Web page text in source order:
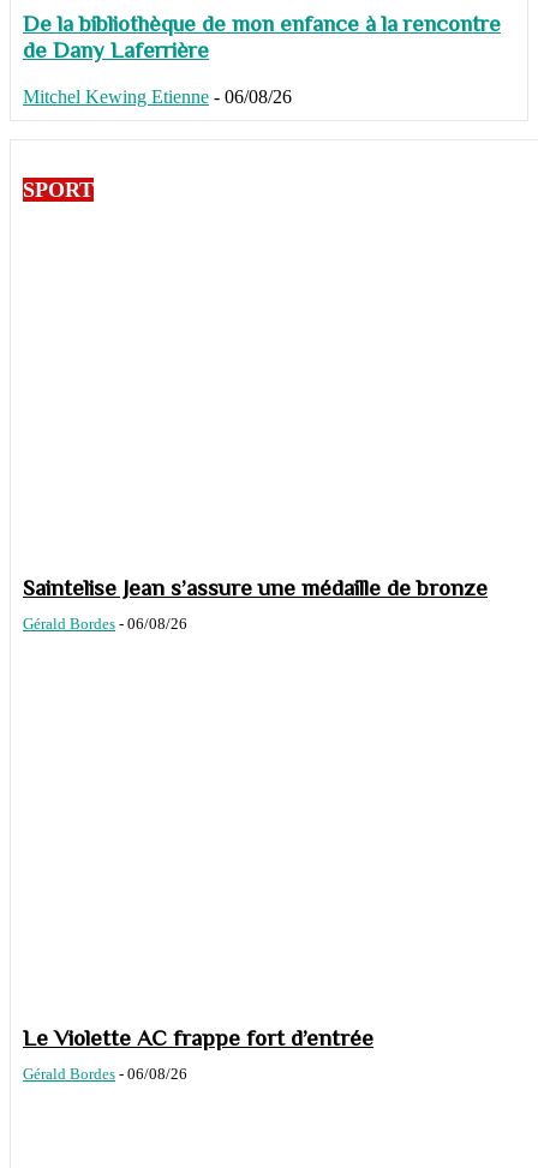
De la bibliothèque de mon enfance à la rencontre
de Dany Laferrière
Mitchel Kewing Etienne - 06/08/26
SPORT
Saintelise Jean s’assure une médaille de bronze
Gérald Bordes - 06/08/26
Le Violette AC frappe fort d’entrée
Gérald Bordes - 06/08/26